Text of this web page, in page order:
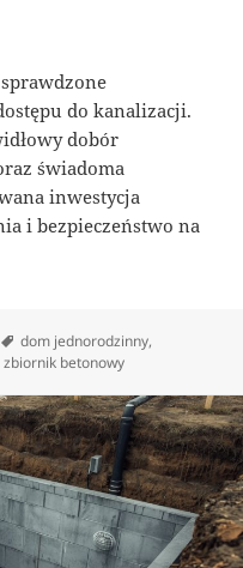
do kanalizacji.
dobór
świadoma
inwestycja
i bezpieczeństwo na
Tagi
dom jednorodzinny,
zbiornik betonowy